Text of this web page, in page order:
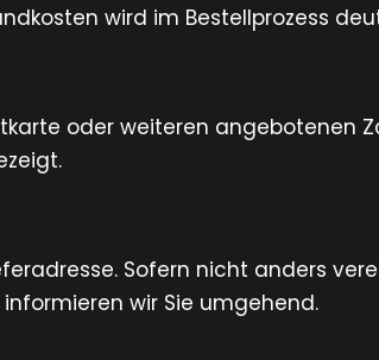
wird im Bestellprozess
oder weiteren angebotenen
Sofern nicht anders
wir Sie umgehend.